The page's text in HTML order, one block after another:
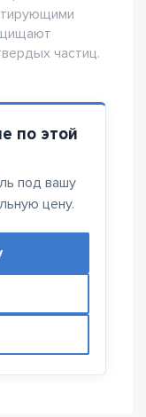
частиц.
по этой
под вашу
цену.